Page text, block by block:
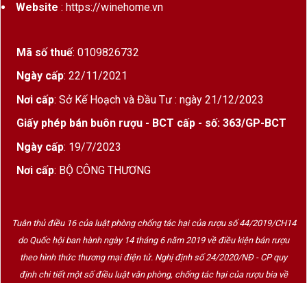
Website : https://winehome.vn
Mã số thuế: 0109826732
Ngày cấp: 22/11/2021
Nơi cấp: Sở Kế Hoạch và Đầu Tư : ngày 21/12/2023
Giấy phép bán buôn rượu - BCT cấp - số: 363/GP-BCT
Ngày cấp: 19/7/2023
Nơi cấp: BỘ CÔNG THƯƠNG
Tuân thủ điều 16 của luật phòng chống tác hại của rượu số 44/2019/CH14
do Quốc hội ban hành ngày 14 tháng 6 năm 2019 về điều kiện bán rượu
theo hình thức thương mại điện tử. Nghị định số 24/2020/NĐ - CP quy
định chi tiết một số điều luật văn phòng, chống tác hại của rượu bia về